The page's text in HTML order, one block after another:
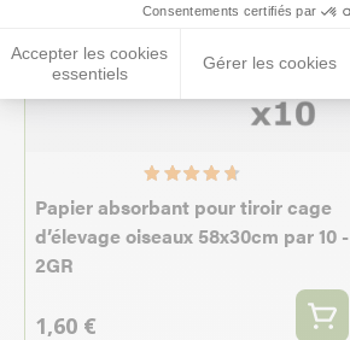
Consentements certifiés par
Accepter les cookies
essentiels
Gérer les cookies
Papier absorbant pour tiroir cage
d’élevage oiseaux 58x30cm par 10 -
2GR
1,60 €